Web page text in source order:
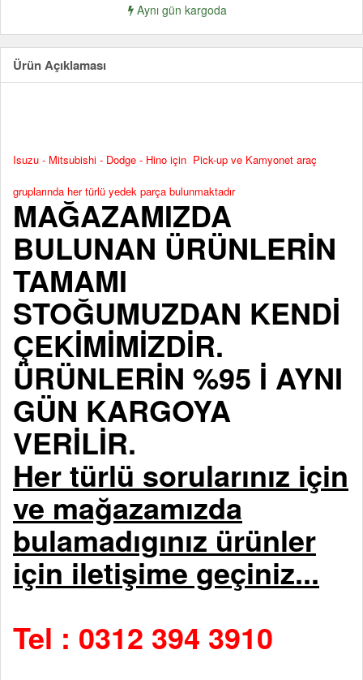
Aynı gün kargoda
Ürün Açıklaması
Isuzu - Mitsubishi - Dodge - Hino için Pick-up ve Kamyonet araç
gruplarında her türlü yedek parça bulunmaktadır
MAĞAZAMIZDA
BULUNAN ÜRÜNLERİN
TAMAMI
STOĞUMUZDAN KENDİ
ÇEKİMİMİZDİR.
ÜRÜNLERİN %95 İ AYNI
GÜN KARGOYA
VERİLİR.
Her türlü sorularınız için
ve mağazamızda
bulamadıgınız ürünler
için iletişime geçiniz...
Tel : 0312 394 3910